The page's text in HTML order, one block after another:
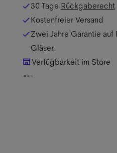
30 Tage Rückgaberecht
Kostenfreier Versand
Zwei Jahre Garantie auf
Gläser.
Verfügbarkeit im Store